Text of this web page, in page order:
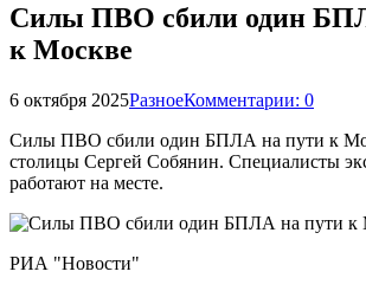
Силы ПВО сбили один
к Москве
6 октября 2025РазноеКомментарии: 0
Силы ПВО сбили один БПЛА на пути к
столицы Сергей Собянин. Специалисты
работают на месте.
РИА "Новости"